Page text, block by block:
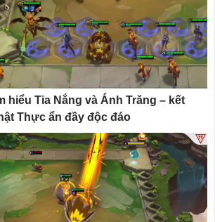
hiểu Tia Nắng và Ánh Trăng – kết
Thực ẩn đầy độc đáo